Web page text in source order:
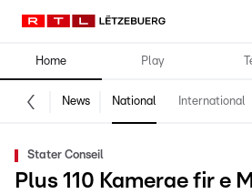
Home Play
News National International
Stater Conseil
Plus 110 Kamerae fir e